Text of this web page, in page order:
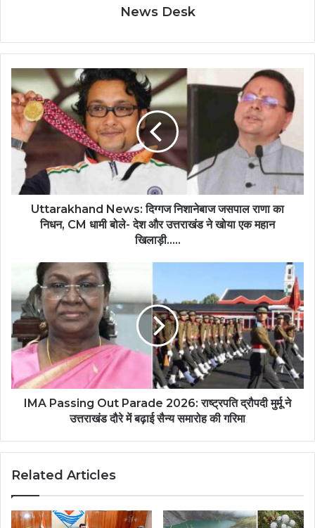
News Desk
Uttarakhand News: दिग्गज निशानेबाज जसपाल राणा का
निधन, CM धामी बोले- देश और उत्तराखंड ने खोया एक महान
खिलाड़ी.....
IMA Passing Out Parade 2026: राष्ट्रपति द्रौपदी मुर्मू ने
उत्तराखंड दौरे में बढ़ाई सैन्य समारोह की गरिमा
Related Articles